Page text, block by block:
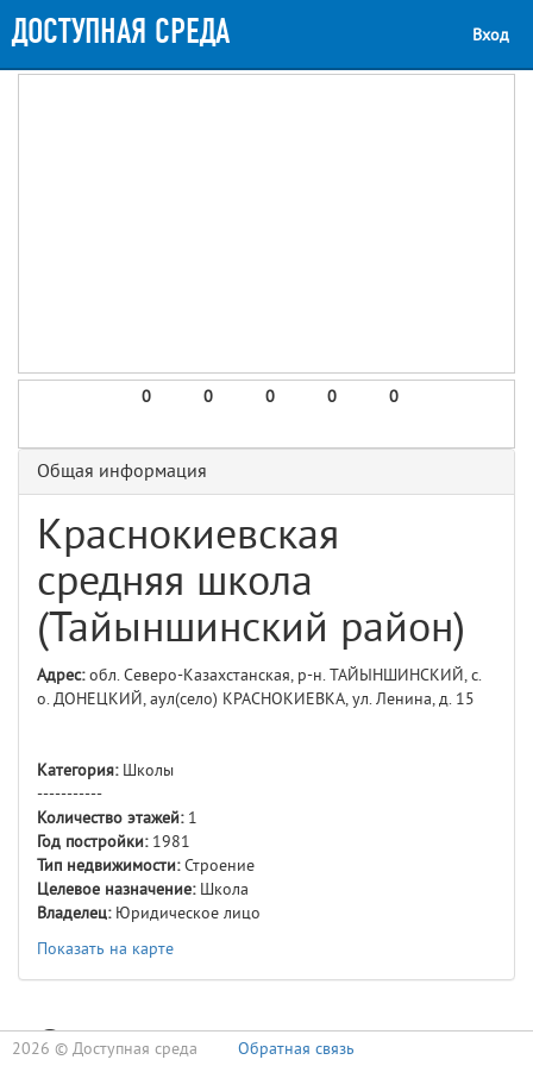
ДОСТУПНАЯ СРЕДА Вход
0 0 0 0 0
Общая информация
Краснокиевская
средняя школа
(Тайыншинский район)
Адрес:обл. Северо-Казахстанская, р-н. ТАЙЫНШИНСКИЙ, с.
о. ДОНЕЦКИЙ, аул(село) КРАСНОКИЕВКА, ул. Ленина, д. 15
Категория:Школы
-----------
Количество этажей:1
Год постройки:1981
Тип недвижимости:Строение
Целевое назначение:Школа
Владелец:Юридическое лицо
Показать на карте
Доступность
2026 © Доступная среда Обратная связь